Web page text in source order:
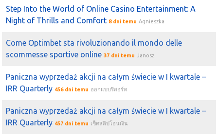
Step Into the World of Online Casino Entertainment: A
Night of Thrills and Comfort 8 dni temu Agnieszka
Come Optimbet sta rivoluzionando il mondo delle
scommesse sportive online 37 dni temu Janosz
Paniczna wyprzedaż akcji na całym świecie w I kwartale –
IRR Quarterly 456 dni temu ออกแบบรีสอร์ท
Paniczna wyprzedaż akcji na całym świecie w I kwartale –
IRR Quarterly 457 dni temu เช็คสลิปโอนเงิน